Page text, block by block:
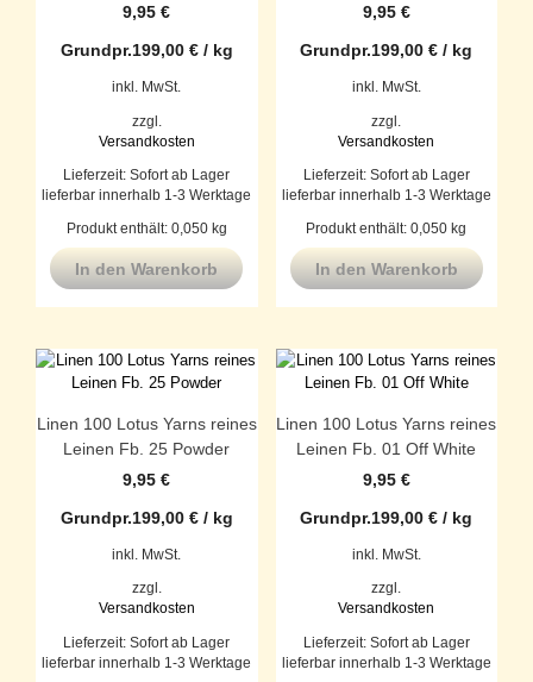
9,95€
Grundpr.199,00 €/ kg
inkl. MwSt.
zzgl.
Versandkosten
Lieferzeit:Sofort ab Lager
lieferbar innerhalb 1-3 Werktage
Produkt enthält: 0,050 kg
In den Warenkorb
9,95 €
Grundpr.199,00€ / kg
inkl. MwSt.
zzgl.
Versandkosten
Lieferzeit: Sofort ab Lager
lieferbar innerhalb 1-3 Werktage
Produkt enthält: 0,050kg
In den Warenkorb
Linen 100 Lotus Yarns reines
Leinen Fb. 25 Powder
9,95€
Grundpr.199,00 €/ kg
inkl. MwSt.
zzgl.
Versandkosten
Lieferzeit:Sofort ab Lager
lieferbar innerhalb 1-3 Werktage
Linen 100 Lotus Yarns reines
Leinen Fb. 01 Off White
9,95 €
Grundpr.199,00€ / kg
inkl. MwSt.
zzgl.
Versandkosten
Lieferzeit: Sofort ab Lager
lieferbar innerhalb 1-3 Werktage